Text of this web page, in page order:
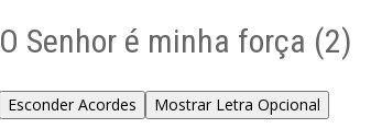
O Senhor é minha força (2)
Esconder Acordes Mostrar Letra Opcional